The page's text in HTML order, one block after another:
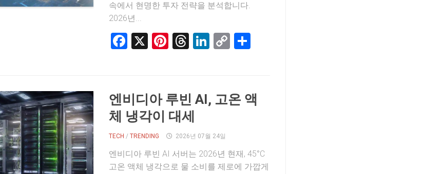
속에서 현명한 투자 전략을 분석합니다.
2026년...
Facebook
X Pinterest
Threads
LinkedIn
Copy
엔비디아 루빈 AI, 고온 액
체 냉각이 대세
TECH /TRENDING 2026년 07월 24일
엔비디아 루빈 AI 서버는 2026년 현재, 45°C
고온 액체 냉각으로 물 소비를 제로에 가깝게